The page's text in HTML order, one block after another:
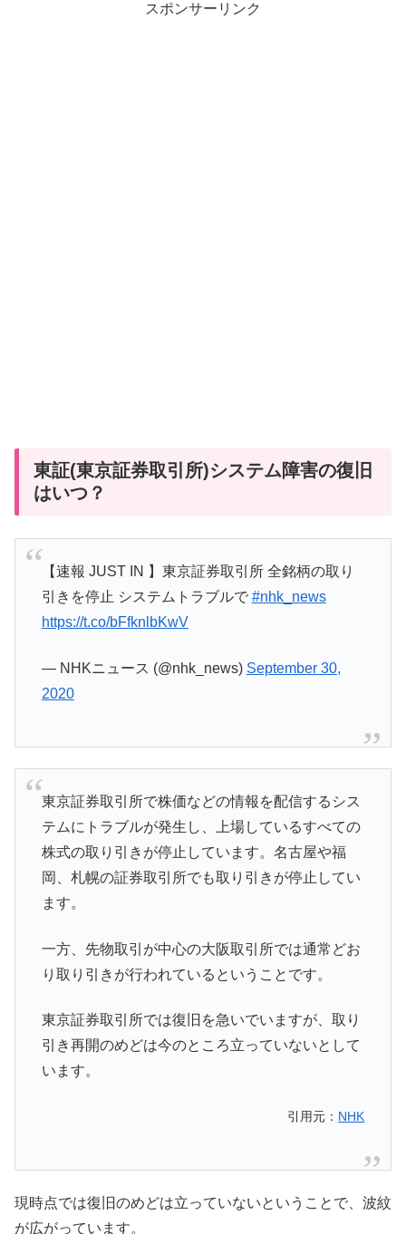
スポンサーリンク
東証(東京証券取引所)システム障害の復旧
はいつ？
【速報 JUST IN 】東京証券取引所 全銘柄の取り
引きを停止 システムトラブルで #nhk_news
https://t.co/bFfknlbKwV
— NHKニュース (@nhk_news) September 30,
2020
東京証券取引所で株価などの情報を配信するシス
テムにトラブルが発生し、上場しているすべての
株式の取り引きが停止しています。名古屋や福
岡、札幌の証券取引所でも取り引きが停止してい
ます。
一方、先物取引が中心の大阪取引所では通常どお
り取り引きが行われているということです。
東京証券取引所では復旧を急いでいますが、取り
引き再開のめどは今のところ立っていないとして
います。
引用元： NHK
現時点では復旧のめどは立っていないということで、波紋
が広がっています。